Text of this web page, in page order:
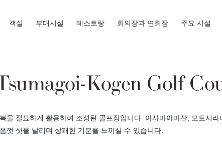
객실 부대시설 레스토랑 회의장과 연회장 주요 시설
Kogen Golf
을 절묘하게 활용하여 조성된 골프장입니다. 아사마야마산, 모토시
껏 샷을 날리며 상쾌한 기분을 느끼실 수 있습니다.